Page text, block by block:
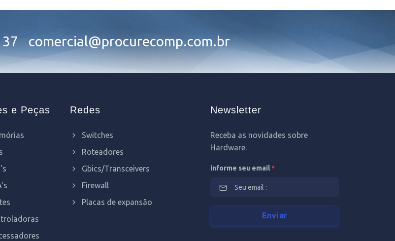
comercial@procurecomp.com.br
e Peças Redes
Switches
Roteadores
Gbics/Transceivers
Firewall
Placas de expansão
Newsletter
Receba as novidades sobre
Hardware.
informe seu email*